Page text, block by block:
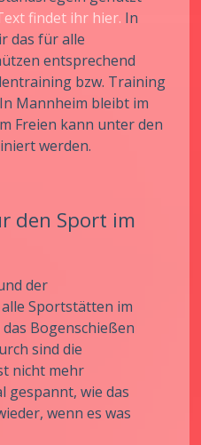
findet ihr hier. In
das für alle
entsprechend
bzw. Training
Mannheim bleibt im
Freien kann unter den
werden.
den Sport im
der
Sportstätten im
Bogenschießen
sind die
nicht mehr
gespannt, wie das
wenn es was